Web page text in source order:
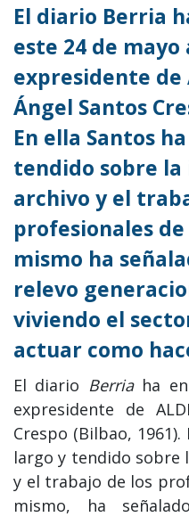
El diario Berria
este 24 de
expresidente de
Ángel Santos
En ella Santos
tendido sobre
archivo y el
profesionales
mismo ha
relevo
viviendo el
actuar como
El diario Berriaha
expresidente de
Crespo (Bilbao,
largo y tendido sobre
y el trabajo de los
mismo, ha